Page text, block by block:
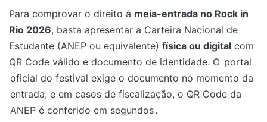
Para comprovar o direito à meia-entrada no Rock in
Rio 2026, basta apresentar a Carteira Nacional de
Estudante (ANEP ou equivalente) física ou digital com
QR Code válido e documento de identidade. O portal
oficial do festival exige o documento no momento da
entrada, e em casos de fiscalização, o QR Code da
ANEP é conferido em segundos.